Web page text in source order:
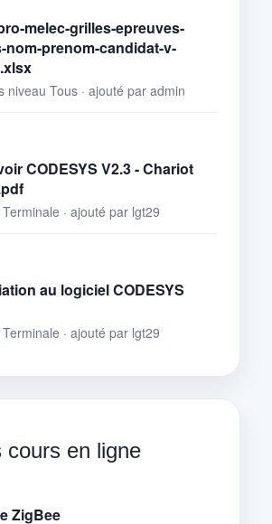
melec-grilles-epreuves-
nom-prenom-candidat-v-
niveau Tous · ajouté par admin
CODESYS V2.3 - Chariot
· ajouté par lgt29
au logiciel CODESYS
· ajouté par lgt29
cours en ligne
ZigBee